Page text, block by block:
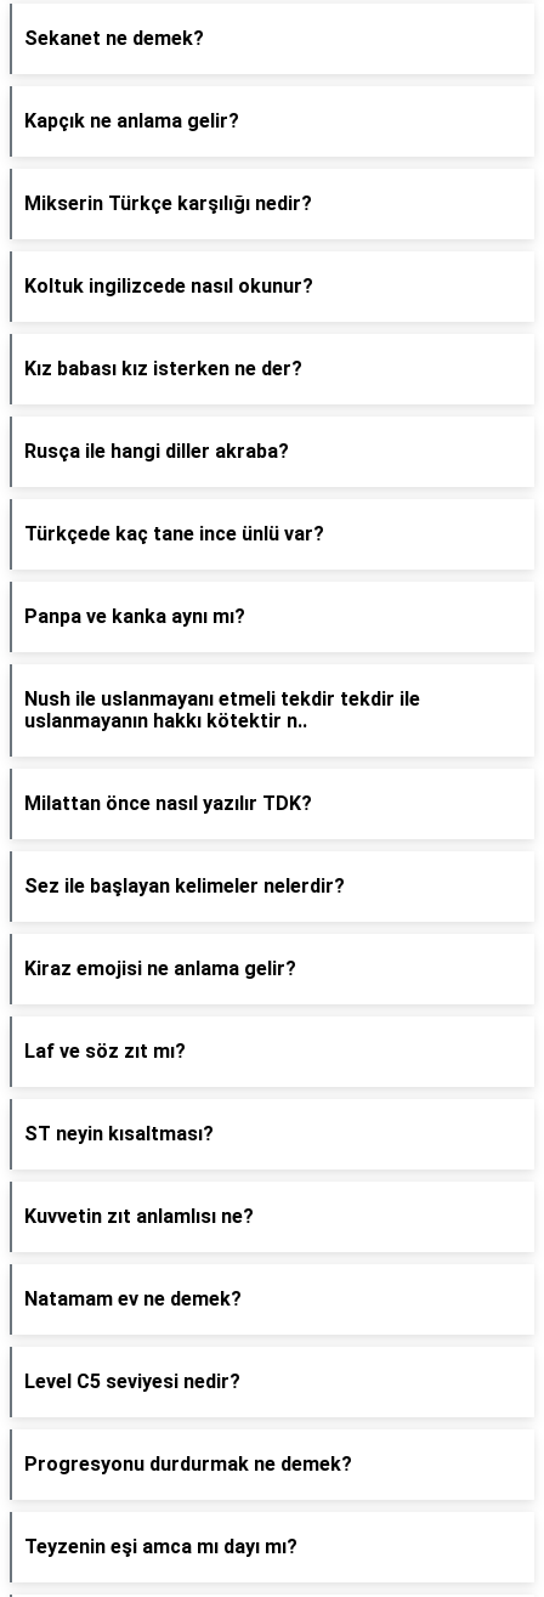
Sekanet ne demek?
Kapçık ne anlama gelir?
Mikserin Türkçe karşılığı nedir?
Koltuk ingilizcede nasıl okunur?
Kız babası kız isterken ne der?
Rusça ile hangi diller akraba?
Türkçede kaç tane ince ünlü var?
Panpa ve kanka aynı mı?
Nush ile uslanmayanı etmeli tekdir tekdir ile
uslanmayanın hakkı kötektir n..
Milattan önce nasıl yazılır TDK?
Sez ile başlayan kelimeler nelerdir?
Kiraz emojisi ne anlama gelir?
Laf ve söz zıt mı?
ST neyin kısaltması?
Kuvvetin zıt anlamlısı ne?
Natamam ev ne demek?
Level C5 seviyesi nedir?
Progresyonu durdurmak ne demek?
Teyzenin eşi amca mı dayı mı?